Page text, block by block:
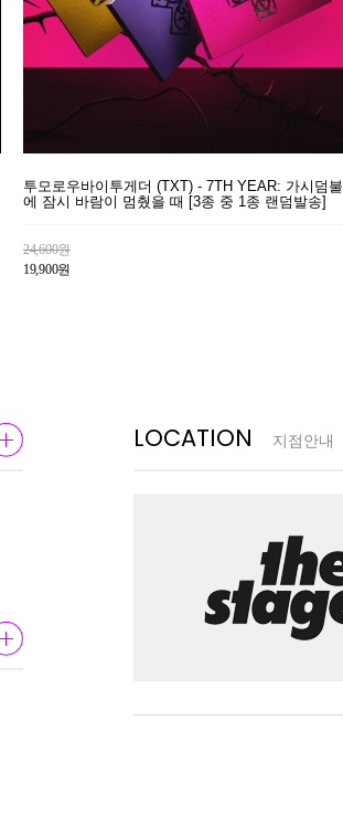
투모로우바이투게더 (TXT) - 7TH YEAR: 가시덤불
에 잠시 바람이 멈췄을 때 [3종 중 1종 랜덤발송]
24,600원
19,900원
LOCATION 지점안내